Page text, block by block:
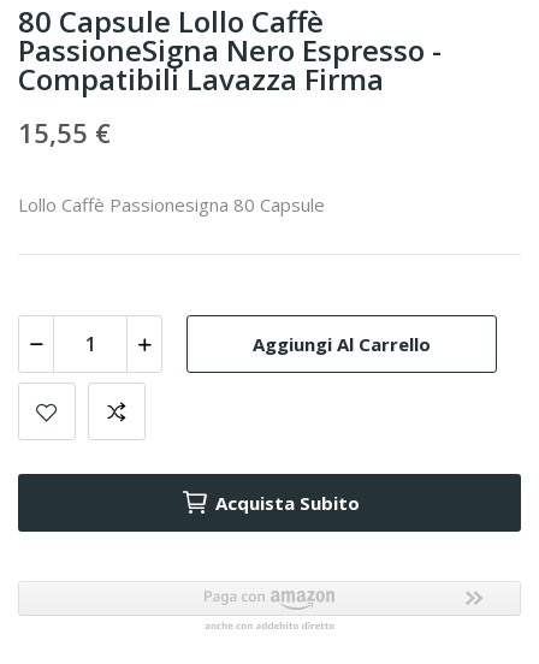
80 Capsule Lollo Caffè
PassioneSigna Nero Espresso -
Compatibili Lavazza Firma
15,55 €
Lollo Caffè Passionesigna 80 Capsule
Aggiungi Al Carrello
Acquista Subito